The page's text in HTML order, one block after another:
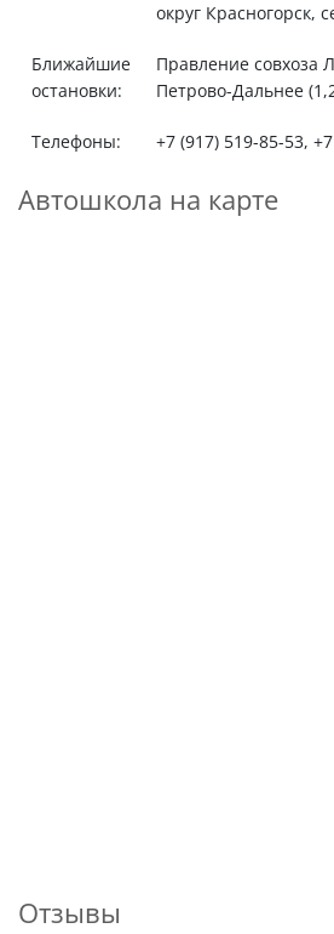
округ Красногорск,
Ближайшие
остановки:
Правление совхоза
Петрово-Дальнее
Телефоны: +7 (917) 519-85-53,
Автошкола на карте
Отзывы